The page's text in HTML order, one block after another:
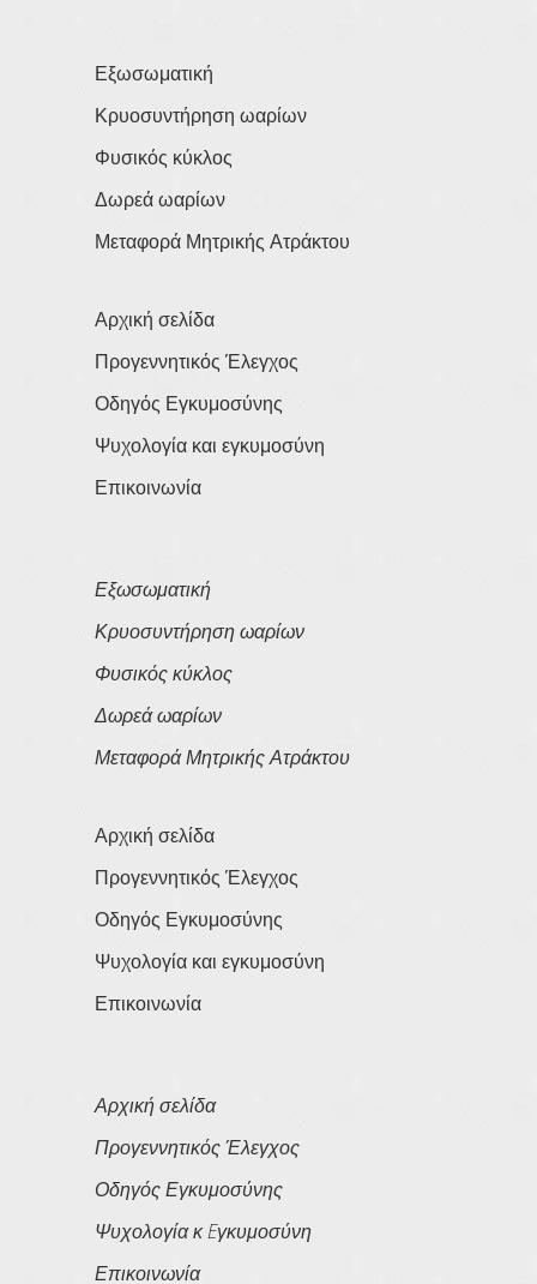
Εξωσωματική
Κρυοσυντήρηση ωαρίων
Φυσικός κύκλος
Δωρεά ωαρίων
Μεταφορά Μητρικής Ατράκτου
Αρχική σελίδα
Προγεννητικός Έλεγχος
Οδηγός Εγκυμοσύνης
Ψυχολογία και εγκυμοσύνη
Επικοινωνία
Εξωσωματική
Κρυοσυντήρηση ωαρίων
Φυσικός κύκλος
Δωρεά ωαρίων
Μεταφορά Μητρικής Ατράκτου
Αρχική σελίδα
Προγεννητικός Έλεγχος
Οδηγός Εγκυμοσύνης
Ψυχολογία και εγκυμοσύνη
Επικοινωνία
Αρχική σελίδα
Προγεννητικός Έλεγχος
Οδηγός Εγκυμοσύνης
Ψυχολογία κ Eγκυμοσύνη
Επικοινωνία